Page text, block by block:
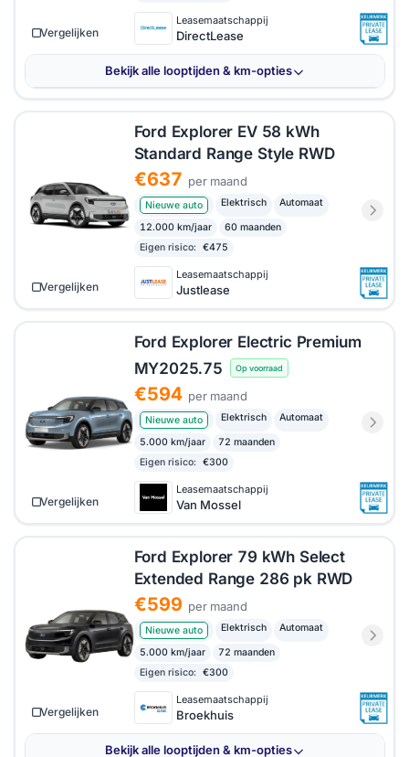
Leasemaatschappij
DirectLease
Vergelijken
Bekijk alle looptijden & km-opties
Ford Explorer EV 58 kWh
Standard Range Style RWD
€637 per maand
Nieuwe auto Elektrisch Automaat
12.000 km/jaar
60 maanden
Eigen risico:
€475
Leasemaatschappij
Justlease
Vergelijken
Ford Explorer Electric Premium
MY2025.75
Op voorraad
€594 per maand
Nieuwe auto Elektrisch Automaat
5.000 km/jaar
72 maanden
Eigen risico:
€300
Leasemaatschappij
Van Mossel
Vergelijken
Ford Explorer 79 kWh Select
Extended Range 286 pk RWD
€599 per maand
Nieuwe auto Elektrisch Automaat
5.000 km/jaar
72 maanden
Eigen risico:
€300
Leasemaatschappij
Broekhuis
Vergelijken
Bekijk alle looptijden & km-opties